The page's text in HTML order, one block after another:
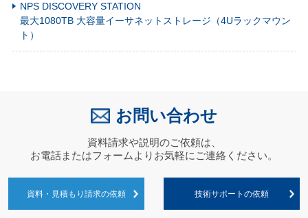
NPS DISCOVERY STATION
最大1080TB 大容量イーサネットストレージ（4Uラックマウン
ト）
お問い合わせ
資料請求や説明のご依頼は、
お電話またはフォームよりお気軽にご連絡ください。
資料・見積もり請求の依頼 技術サポートの依頼